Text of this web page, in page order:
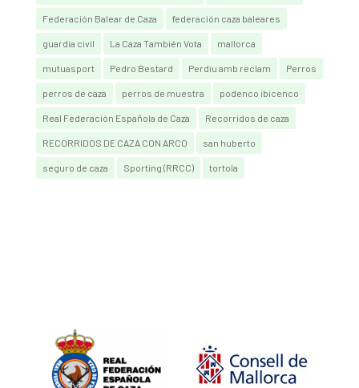
Federación Balear de Caza federación caza baleares
guardia civil La Caza También Vota mallorca
mutuasport Pedro Bestard Perdiu amb reclam Perros
perros de caza perros de muestra podenco ibicenco
Real Federación Española de Caza Recorridos de caza
RECORRIDOS DE CAZA CON ARCO san huberto
seguro de caza Sporting (RRCC) tortola